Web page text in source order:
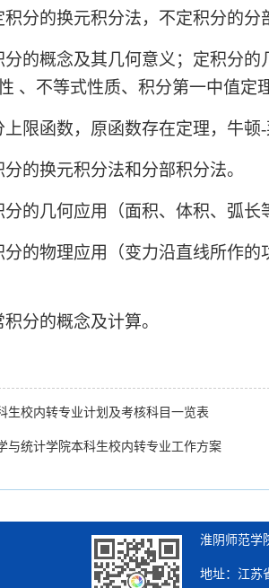
积分的换元积分法，不定积分的分
分的概念及其几何意义；定积分的
、不等式性质、积分第一中值定
上限函数，原函数存在定理，牛顿
分的换元积分法和分部积分法。
分的几何应用（面积、体积、弧长
分的物理应用（变力沿直线所作的
分的概念及计算。
生校内转专业计划及考核科目一览表
与统计学院本科生校内转专业工作方案
淮阴师范学
地址：江苏